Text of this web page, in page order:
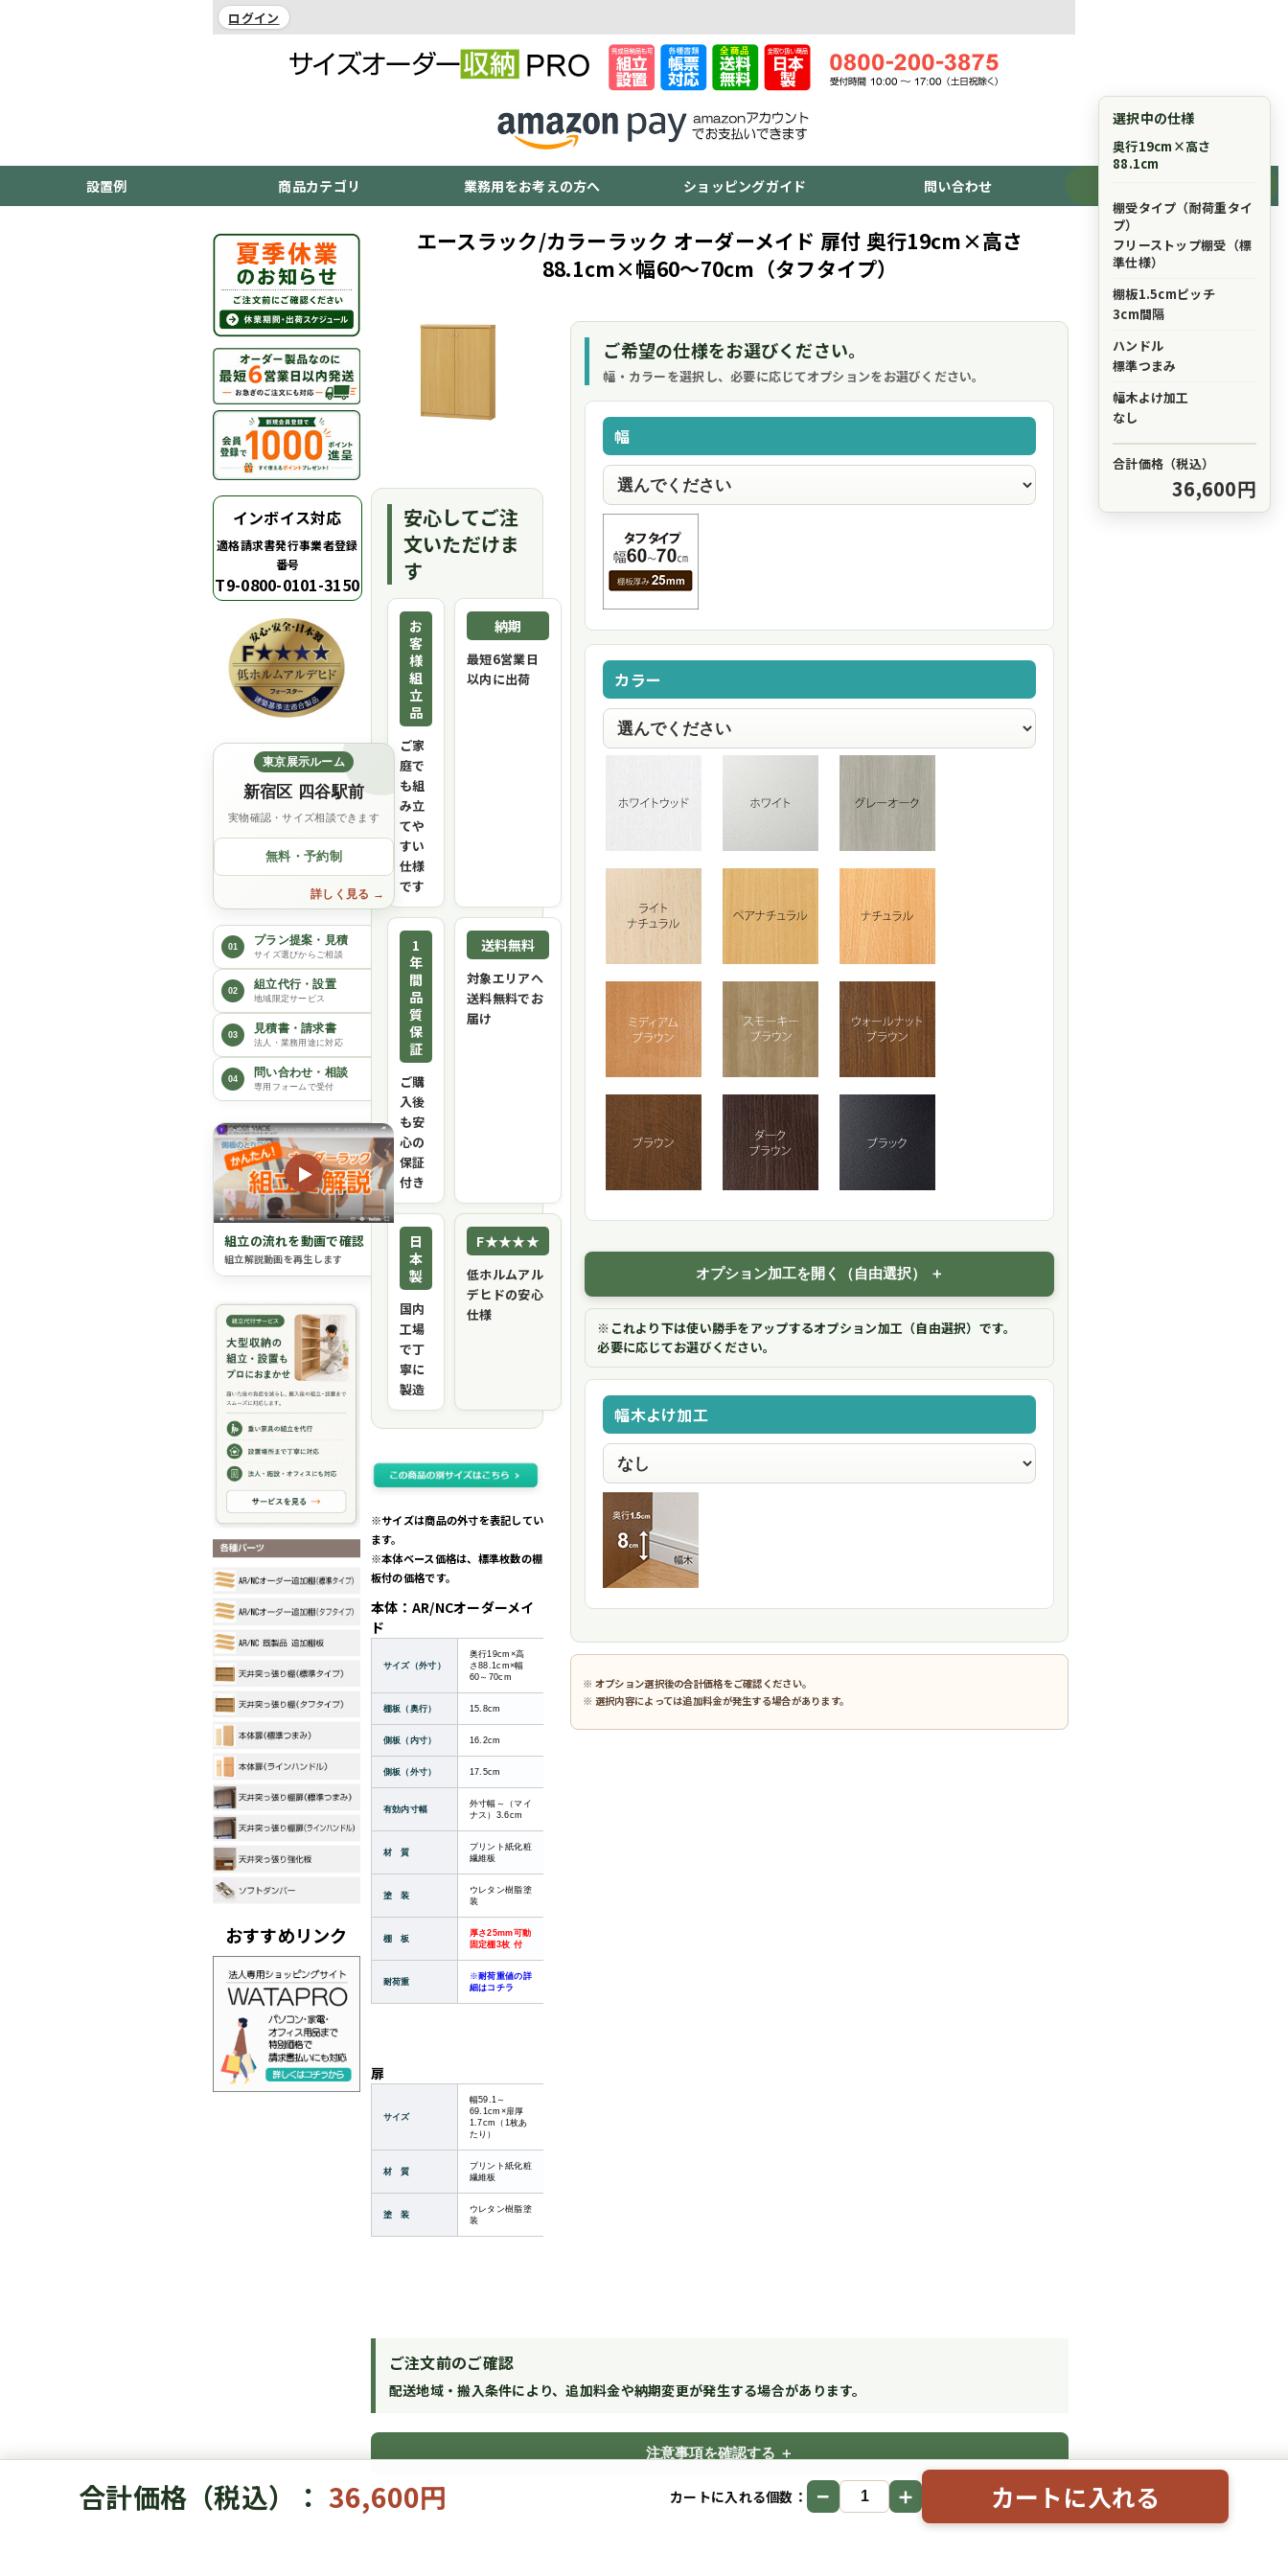
ログイン
設置例 商品カテゴリ 業務用をお考えの方へ ショッピングガイド 問い合わせ
インボイス対応
適格請求書発行事業者登録
番号
T9-0800-0101-3150
東京展示ルーム
新宿区 四谷駅前
実物確認・サイズ相談できます
無料・予約制
詳しく見る
01 プラン提案・見積
サイズ選びからご相談
02 組立代行・設置
地域限定サービス
03 見積書・請求書
法人・業務用途に対応
04 問い合わせ・相談
専用フォームで受付
▶
組立の流れを動画で確認
組立解説動画を再生します
おすすめリンク
エースラック/カラーラック オーダーメイド 扉付 奥行19cm×高さ
88.1cm×幅60～70cm（タフタイプ）
安心してご注
文いただけま
す
お
客
様
組
立
品
ご家
庭で
も組
み立
てや
すい
仕様
です
納期
最短6営業日
以内に出荷
1
年
間
品
質
保
証
ご購
入後
も安
心の
保証
付き
送料無料
対象エリアへ
送料無料でお
届け
日
本
製
国内
工場
で丁
寧に
製造
F★★★★
低ホルムアル
デヒドの安心
仕様
※サイズは商品の外寸を表記してい
ます。
※本体ベース価格は、標準枚数の棚
板付の価格です。
本体：AR/NCオーダーメイ
ド
サイズ（外寸）
奥行19cm×高
さ88.1cm×幅
60～70cm
棚板（奥行） 15.8cm
側板（内寸） 16.2cm
側板（外寸） 17.5cm
有効内寸幅
外寸幅～（マイ
ナス）3.6cm
材 質
プリント紙化粧
繊維板
塗 装
ウレタン樹脂塗
装
棚 板
厚さ25mm可動
固定棚3枚 付
耐荷重
※耐荷重値の詳
細はコチラ
扉
サイズ
幅59.1～
69.1cm×扉厚
1.7cm（1枚あ
たり）
材 質
プリント紙化粧
繊維板
塗 装
ウレタン樹脂塗
装
ご希望の仕様をお選びください。
幅・カラーを選択し、必要に応じてオプションをお選びください。
選択中の仕様
奥行19cm×高さ
88.1cm
棚受タイプ（耐荷重タイ
プ）
フリーストップ棚受（標
準仕様）
棚板1.5cmピッチ
3cm間隔
ハンドル
標準つまみ
幅木よけ加工
なし
合計価格（税込）
36,600円
幅
カラー
オプション加工を開く（自由選択）
※これより下は使い勝手をアップするオプション加工（自由選択）です。
必要に応じてお選びください。
幅木よけ加工
※ オプション選択後の合計価格をご確認ください。
※ 選択内容によっては追加料金が発生する場合があります。
合計価格（税込）： 36,600円 カートに入れる個数： − ＋ カートに入れる
ご注文前のご確認
配送地域・搬入条件により、追加料金や納期変更が発生する場合があります。
注意事項を確認する